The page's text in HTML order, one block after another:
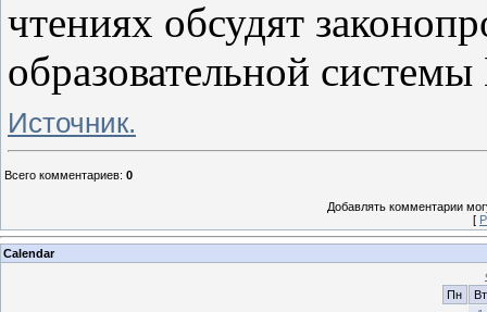
чтениях обсудят
образовательной
Источник.
Всего комментариев: 0
Добавлять комментарии
[
Calendar
Пн
Вт